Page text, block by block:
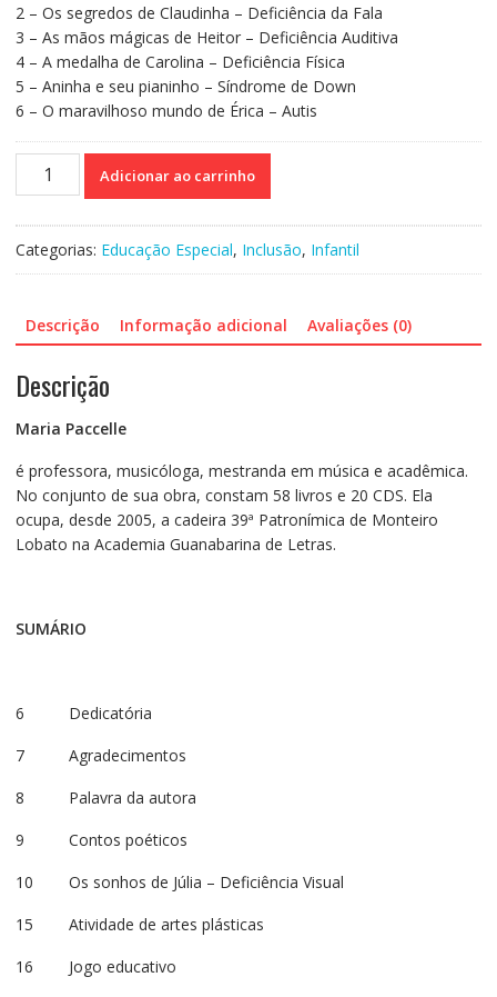
2 – Os segredos de Claudinha – Deficiência da Fala
3 – As mãos mágicas de Heitor – Deficiência Auditiva
4 – A medalha de Carolina – Deficiência Física
5 – Aninha e seu pianinho – Síndrome de Down
6 – O maravilhoso mundo de Érica – Autis
Incluindo
Com
Adicionar ao carrinho
Categorias: Educação Especial, Inclusão, Infantil
Descrição Informação adicional Avaliações (0)
Descrição
Maria Paccelle
é professora, musicóloga, mestranda em música e acadêmica.
No conjunto de sua obra, constam 58 livros e 20 CDS. Ela
ocupa, desde 2005, a cadeira 39ª Patronímica de Monteiro
Lobato na Academia Guanabarina de Letras.
SUMÁRIO
6 Dedicatória
7 Agradecimentos
8 Palavra da autora
9 Contos poéticos
10 Os sonhos de Júlia – Deficiência Visual
15 Atividade de artes plásticas
16 Jogo educativo